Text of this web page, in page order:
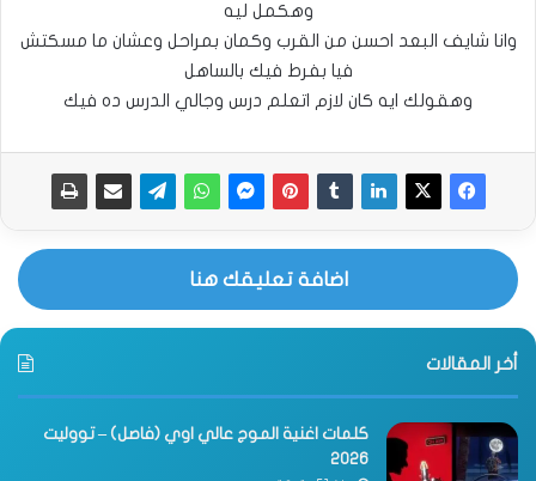
وهكمل ليه
وانا شايف البعد احسن من القرب وكمان بمراحل وعشان ما مسكتش
فيا بفرط فيك بالساهل
وهقولك ايه كان لازم اتعلم درس وجالي الدرس ده فيك
اضافة تعليقك هنا
أخر المقالات
كلمات اغنية الموج عالي اوي (فاصل) – تووليت
2026